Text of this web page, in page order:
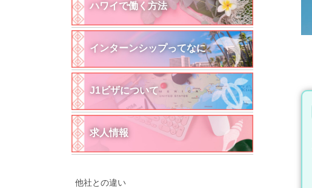
ハワイで働く方法
インターンシップってなに
J1ビザについて
求人情報
他社との違い